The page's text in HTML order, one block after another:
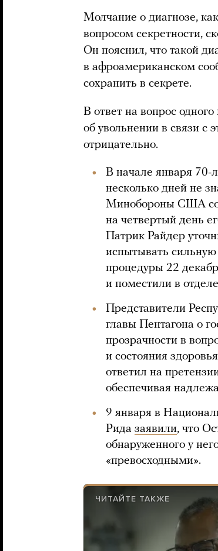
Молчание о диагнозе,
вопросом секретности,
Он пояснил, что такой
в афроамериканском
сохранить в секрете.
В ответ на вопрос
об увольнении в связи с
отрицательно.
В начале января 70-
несколько дней не
Минобороны США
на четвертый день
Патрик Райдер
испытывать
процедуры 22
и поместили в
Представители
главы Пентагона о
прозрачности в
и состояния
ответил на
обеспечивая
9 января в
Рида заявили, что
обнаруженного у
«превосходными».
ЧИТАЙТЕ ТАКЖЕ